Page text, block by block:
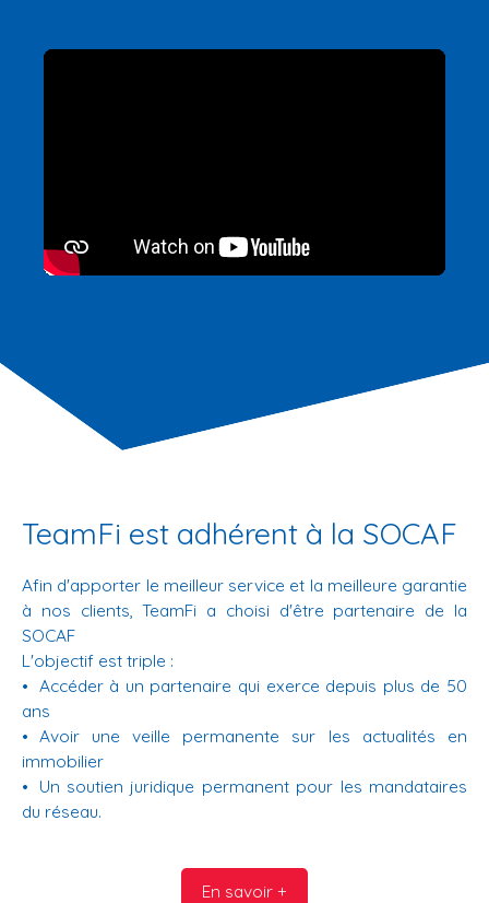
TeamFi est adhérent à la SOCAF
Afin d'apporter le meilleur service et la meilleure garantie
à nos clients, TeamFi a choisi d'être partenaire de la
SOCAF
L'objectif est triple :
Accéder à un partenaire qui exerce depuis plus de 50
ans
Avoir une veille permanente sur les actualités en
immobilier
Un soutien juridique permanent pour les mandataires
du réseau.
En savoir +